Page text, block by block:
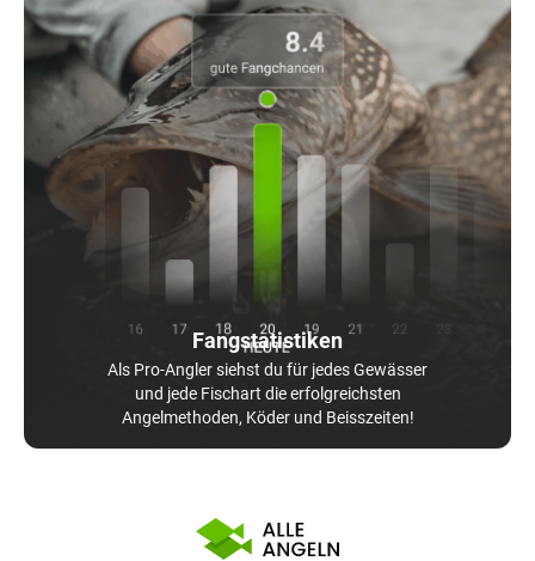
Fangstatistiken
Als Pro-Angler siehst du für jedes Gewässer
und jede Fischart die erfolgreichsten
Angelmethoden, Köder und Beisszeiten!